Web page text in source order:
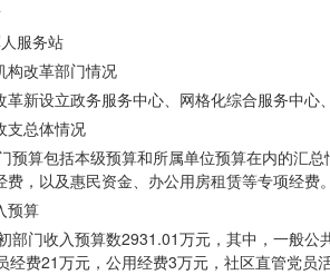
服务站
构改革部门情况
革新设立政务服务中心、网格化综合服务中心
支总体情况
预算包括本级预算和所属单位预算在内的汇
费，以及惠民资金、办公用房租赁等专项经费
预算
部门收入预算数2931.01万元，其中，一般
经费21万元，公用经费3万元， 社区直管党员